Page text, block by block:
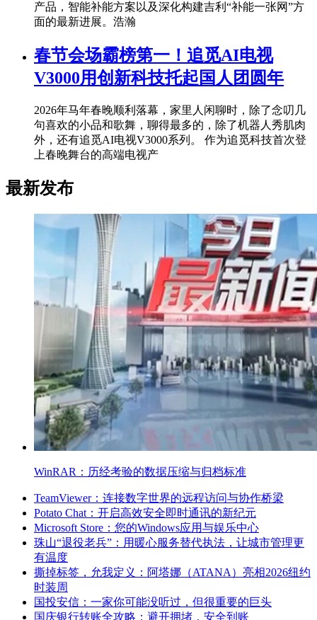
产品，智能补能方案以及深化构建吉利“补能一张网”方
面的最新进展。浩瀚
春节会场霸榜第一！追觅AI电视
V3000用创新科技托起国人团圆年
2026年马年春晚顺利落幕，家里人闲聊时，除了念叨几
句喜欢的小品和歌舞，聊得最多的，除了机器人秀肌肉
外，还有追觅AI电视V3000系列。 作为追觅科技首次登
上春晚舞台的高端电视产
最新发布
WinRAR：历经考验的数据压缩与归档标准
TeamViewer：连接数字世界的远程访问与协作桥梁
Potato Chat：开启高效安全即时通讯的新纪元
Microsoft Store：您的Windows应用与娱乐中心
珠山“退役老兵”：用暖心服务替代执法，让城市管理更
有温度
撕掉标签，允我定义：阿塔娜（ATANA）亮相2026纽约
时装周
国投安信：一家你可能没听过，但很重要的巨头
国庆银行转账全攻略：避开拥堵，安全到账